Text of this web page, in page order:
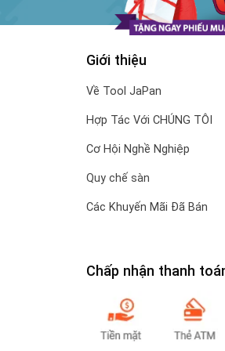
Giới thiệu
Về Tool JaPan
Hợp Tác Với CHÚNG TÔI
Cơ Hội Nghề Nghiệp
Quy chế sàn
Các Khuyến Mãi Đã Bán
Chấp nhận thanh